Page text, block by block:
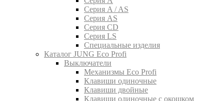
Серия A / AS
Серия AS
Серия CD
Серия LS
Специальные изделия
Каталог JUNG Eco Profi
Выключатели
Механизмы Eco Profi
Клавиши одиночные
Клавиши двойные
Клавиши одиночные с окошком